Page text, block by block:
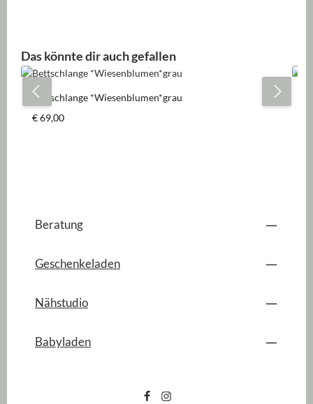
Produktgalerie überspringen
Das könnte dir auch gefallen
Bettschlange *Wiesenblumen*grau
Regulärer Preis:
€ 69,00
Beratung
Geschenkeladen
Nähstudio
Babyladen